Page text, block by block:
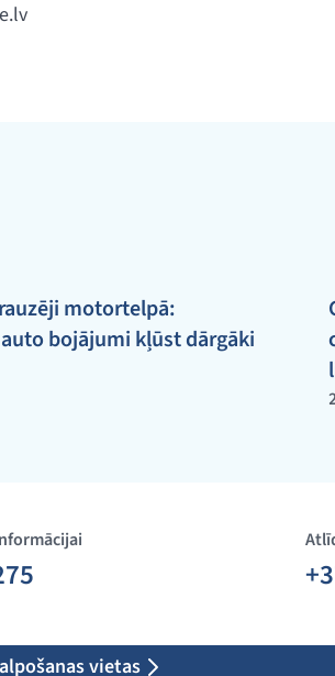
motortelpā:
bojājumi kļūst dārgāki
vietas